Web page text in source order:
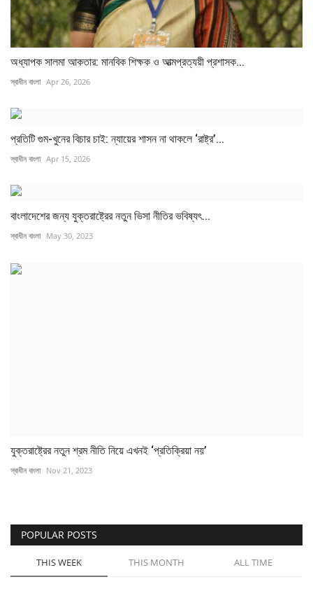
অধ্যাপক সালমা আকতার: মানবিক শিক্ষক ও আত্মপ্রত্যয়ী প্রশাসক...
স্বাধীন বাংলা Apr 26, 2026
প্রতিটি গুম-খুনের বিচার চাই: ন্যায়ের শাসন না থাকলে ‘রাষ্ট্র’...
স্বাধীন বাংলা Apr 15, 2026
বাংলাদেশের জন্য যুক্তরাষ্ট্রের নতুন ভিসা নীতির ভবিষ্যৎ...
স্বাধীন বাংলা May 30, 2023
যুক্তরাষ্ট্রের নতুন শ্রম নীতি নিয়ে এখনই ‘প্রতিক্রিয়া নয়’
স্বাধীন বাংলা Nov 21, 2023
POPULAR POSTS
THIS WEEK THIS MONTH ALL TIME